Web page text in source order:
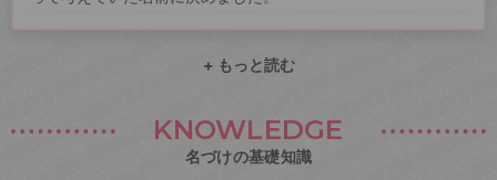
+ もっと読む
KNOWLEDGE
名づけの基礎知識